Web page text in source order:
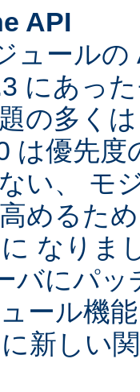
API
ュール
にあっ
の多く
は優先
い、 モ
めるた
なりま
バにパ
ール機
新しい